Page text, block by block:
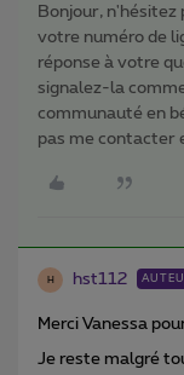
Bonjour,
votre numéro de
réponse à votre
signalez-la comme
communauté en
pas me contacter
H hst112
Merci Vanessa
Je reste malgré